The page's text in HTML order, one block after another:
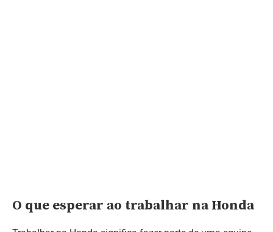
O que esperar ao trabalhar na Honda